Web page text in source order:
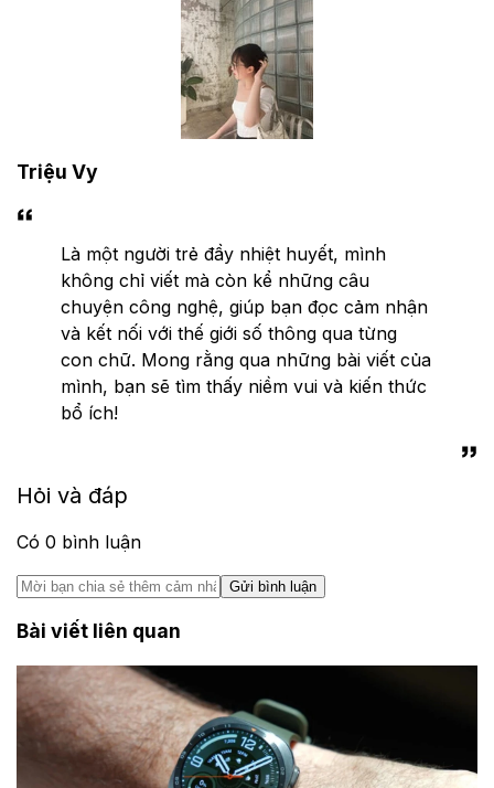
Triệu Vy
Là một người trẻ đầy nhiệt huyết, mình
không chỉ viết mà còn kể những câu
chuyện công nghệ, giúp bạn đọc cảm nhận
và kết nối với thế giới số thông qua từng
con chữ. Mong rằng qua những bài viết của
mình, bạn sẽ tìm thấy niềm vui và kiến thức
bổ ích!
Hỏi và đáp
Có 0 bình luận
Gửi bình luận
Bài viết liên quan